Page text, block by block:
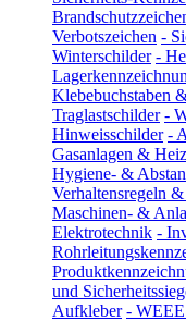
Verbotszeichen -
Winterschilder -
Klebebuchstaben
Traglastschilder -
Hinweisschilder -
Gasanlagen &
Hygiene- &
Verhaltensregeln
Maschinen- &
Elektrotechnik -
und
Aufkleber -